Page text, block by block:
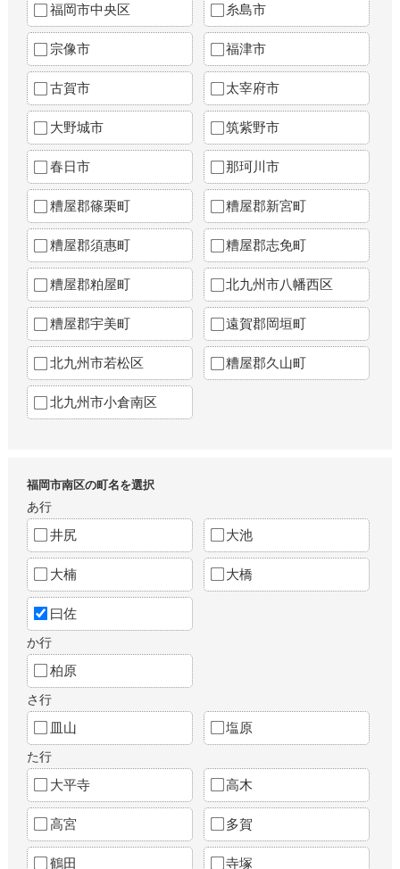
福岡市中央区 糸島市
宗像市 福津市
古賀市 太宰府市
大野城市 筑紫野市
春日市 那珂川市
糟屋郡篠栗町 糟屋郡新宮町
糟屋郡須惠町 糟屋郡志免町
糟屋郡粕屋町 北九州市八幡西区
糟屋郡宇美町 遠賀郡岡垣町
北九州市若松区 糟屋郡久山町
北九州市小倉南区
福岡市南区の町名を選択
あ行
井尻 大池
大楠 大橋
曰佐
か行
柏原
さ行
皿山 塩原
た行
大平寺 高木
高宮 多賀
鶴田 寺塚